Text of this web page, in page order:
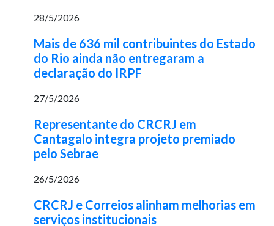
28/5/2026
Mais de 636 mil contribuintes do Estado
do Rio ainda não entregaram a
declaração do IRPF
27/5/2026
Representante do CRCRJ em
Cantagalo integra projeto premiado
pelo Sebrae
26/5/2026
CRCRJ e Correios alinham melhorias em
serviços institucionais